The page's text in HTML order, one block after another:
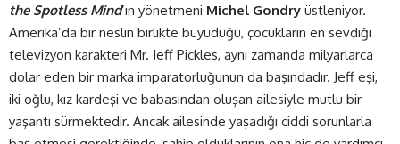
the Spotless Mind’ın yönetmeni Michel Gondry üstleniyor.
Amerika’da bir neslin birlikte büyüdüğü, çocukların en sevdiği
televizyon karakteri Mr. Jeff Pickles, aynı zamanda milyarlarca
dolar eden bir marka imparatorluğunun da başındadır. Jeff eşi,
iki oğlu, kız kardeşi ve babasından oluşan ailesiyle mutlu bir
yaşantı sürmektedir. Ancak ailesinde yaşadığı ciddi sorunlarla